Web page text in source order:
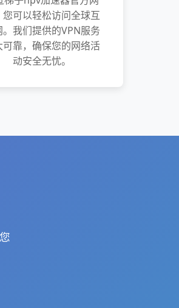
您可以轻松访问全球互
。我们提供的VPN服务
可靠，确保您的网络活
动安全无忧。